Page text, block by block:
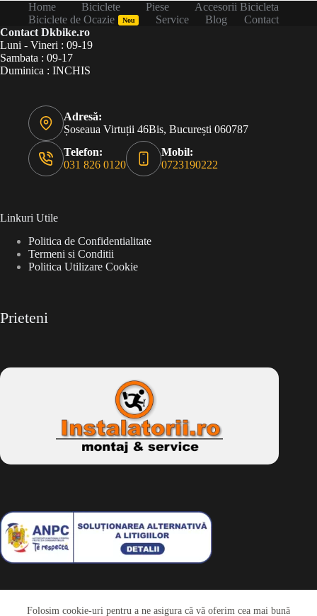
Folosim cookie-uri pentru a ne asigura că vă oferim cea mai bună
Home Biciclete Piese
Accesorii Bicicleta
Biciclete de Ocazie
Nou Service Blog
Contact
Contact Dkbike.ro
Luni - Vineri : 09-19
Sambata : 09-17
Duminica : INCHIS
Adresă:
Șoseaua Virtuții 46Bis, București 060787
Telefon:
031 826 0120
Mobil:
0723190222
Linkuri Utile
Politica de Confidentialitate
Termeni si Conditii
Politica Utilizare Cookie
Prieteni